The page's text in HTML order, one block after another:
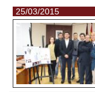
25/03/2015